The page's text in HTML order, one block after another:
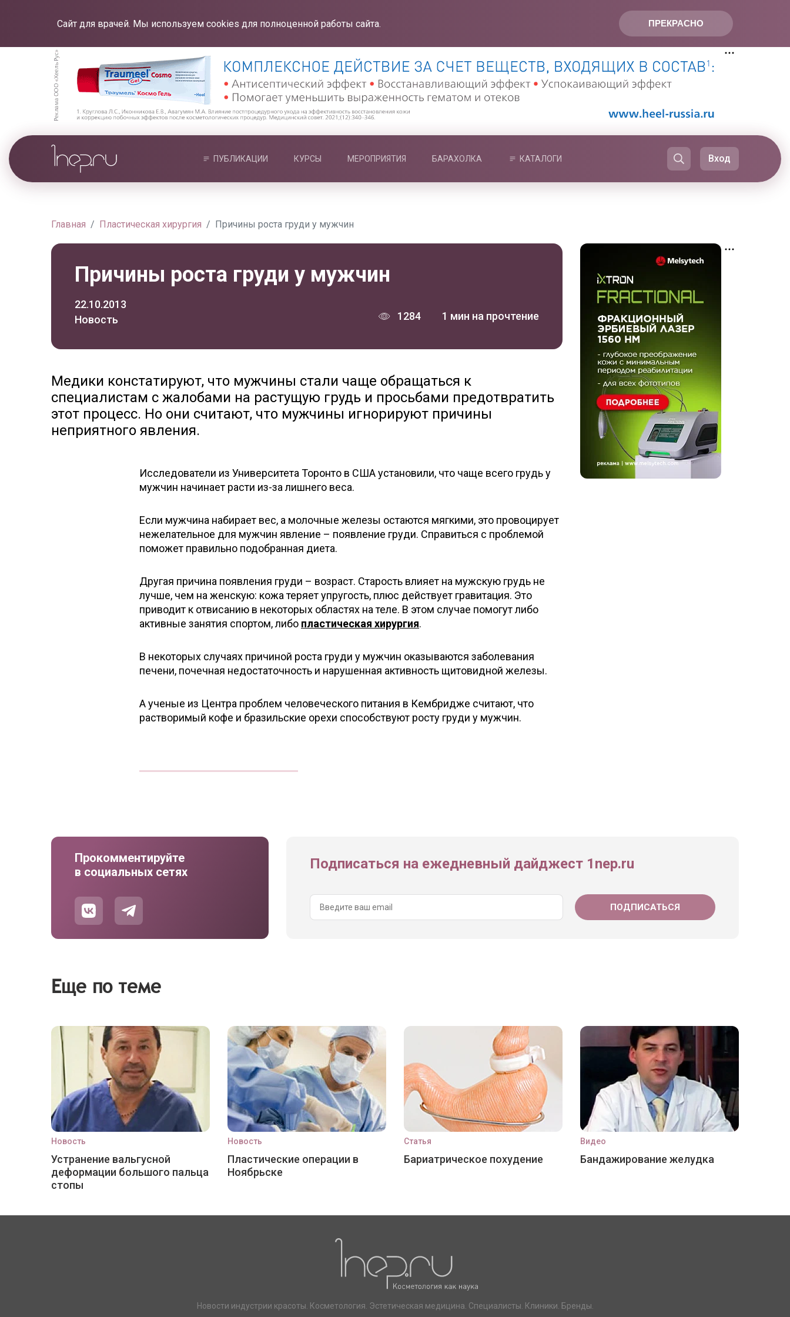
ПРЕКРАСНО
Сайт для врачей. Мы используем cookies для полноценной работы сайта.
ПУБЛИКАЦИИ КУРСЫ МЕРОПРИЯТИЯ БАРАХОЛКА КАТАЛОГИ Вход
Главная Пластическая хирургия Причины роста груди у мужчин
Причины роста груди у мужчин
22.10.2013
Новость
1284 1 мин на прочтение
Медики констатируют, что мужчины стали чаще обращаться к
специалистам с жалобами на растущую грудь и просьбами предотвратить
этот процесс. Но они считают, что мужчины игнорируют причины
неприятного явления.
Исследователи из Университета Торонто в США установили, что чаще всего грудь у
мужчин начинает расти из-за лишнего веса.
Если мужчина набирает вес, а молочные железы остаются мягкими, это провоцирует
нежелательное для мужчин явление – появление груди. Справиться с проблемой
поможет правильно подобранная диета.
Другая причина появления груди – возраст. Старость влияет на мужскую грудь не
лучше, чем на женскую: кожа теряет упругость, плюс действует гравитация. Это
приводит к отвисанию в некоторых областях на теле. В этом случае помогут либо
активные занятия спортом, либо пластическая хирургия.
В некоторых случаях причиной роста груди у мужчин оказываются заболевания
печени, почечная недостаточность и нарушенная активность щитовидной железы.
А ученые из Центра проблем человеческого питания в Кембридже считают, что
растворимый кофе и бразильские орехи способствуют росту груди у мужчин.
Прокомментируйте
в социальных сетях
Подписаться на ежедневный дайджест 1nep.ru
Еще по теме
Новость
Устранение вальгусной
деформации большого пальца
стопы
Новость
Пластические операции в
Ноябрьске
Статья
Бариатрическое похудение
Видео
Бандажирование желудка
Новости индустрии красоты. Косметология. Эстетическая медицина. Специалисты. Клиники. Бренды.